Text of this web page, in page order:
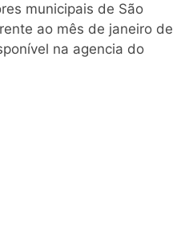
municipais de São
ao mês de janeiro de
na agencia do